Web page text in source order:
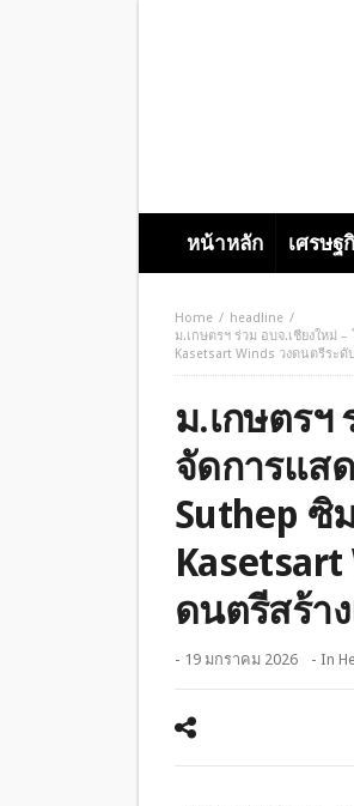
หน้าหลัก เศรษฐ
Home
headline
ม.เกษตรฯ ร่วม อบจ.เชียงใหม่
Kasetsart Winds วงดนตรีระ
ม.เกษตรฯ
จัดการแส
Suthep ซิ
ดนตรีสร้า
- 19 มกราคม 2026 - In